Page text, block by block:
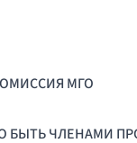
МГО
БЫТЬ ЧЛЕНАМИ